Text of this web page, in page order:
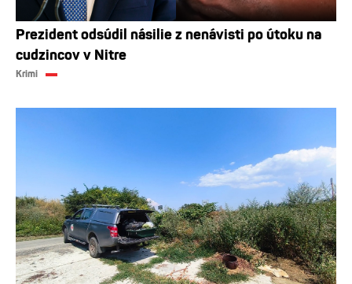
Prezident odsúdil násilie z nenávisti po útoku na
cudzincov v Nitre
Krimi